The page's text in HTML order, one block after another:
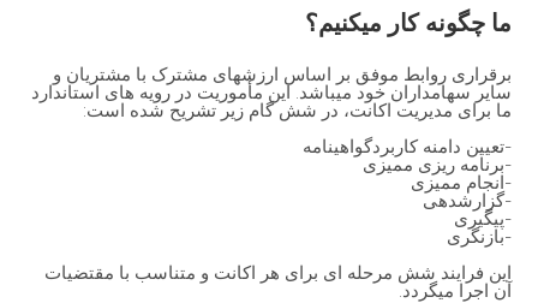
ما چگونه کار میکنیم؟
برقراری روابط موفق بر اساس ارزشهای مشترک با مشتریان و
سایر سهامداران خود میباشد. این مأموریت در رویه های استاندارد
ما برای مدیریت اکانت، در شش گام زیر تشریح شده است:
-تعیین دامنه کاربردگواهینامه
-برنامه ریزی ممیزی
-انجام ممیزی
-گزارشدهی
-پیگیری
-بازنگری
این فرایند شش مرحله ای برای هر اکانت و متناسب با مقتضیات
آن اجرا میگردد.